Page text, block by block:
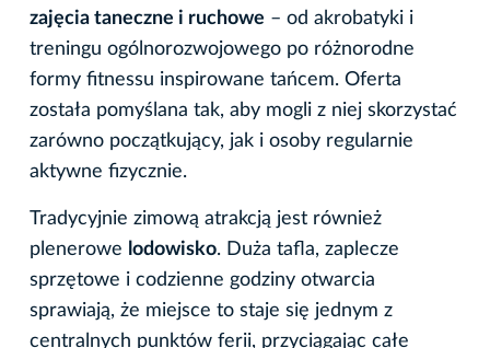
zajęcia taneczne i ruchowe – od akrobatyki i
treningu ogólnorozwojowego po różnorodne
formy fitnessu inspirowane tańcem. Oferta
została pomyślana tak, aby mogli z niej skorzystać
zarówno początkujący, jak i osoby regularnie
aktywne fizycznie.
Tradycyjnie zimową atrakcją jest również
plenerowe lodowisko. Duża tafla, zaplecze
sprzętowe i codzienne godziny otwarcia
sprawiają, że miejsce to staje się jednym z
centralnych punktów ferii, przyciągając całe